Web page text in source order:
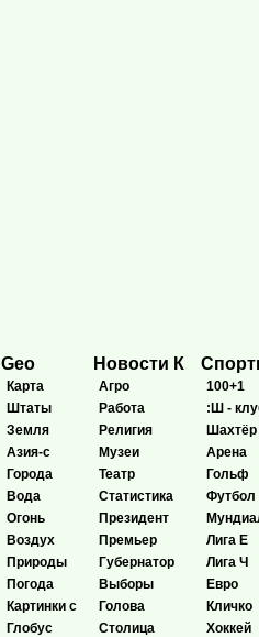
Geo
Карта
Штаты
Земля
Азия-с
Города
Вода
Огонь
Воздух
Природы
Погода
Картинки с
Глобус
Новости К
Агро
Работа
Религия
Музеи
Театр
Статистика
Президент
Премьер
Губернатор
Выборы
Голова
Столица
100+1
:Ш -
Шахтёр
Арена
Гольф
Футбол
Лига Е
Лига Ч
Евро
Кличко
Хоккей